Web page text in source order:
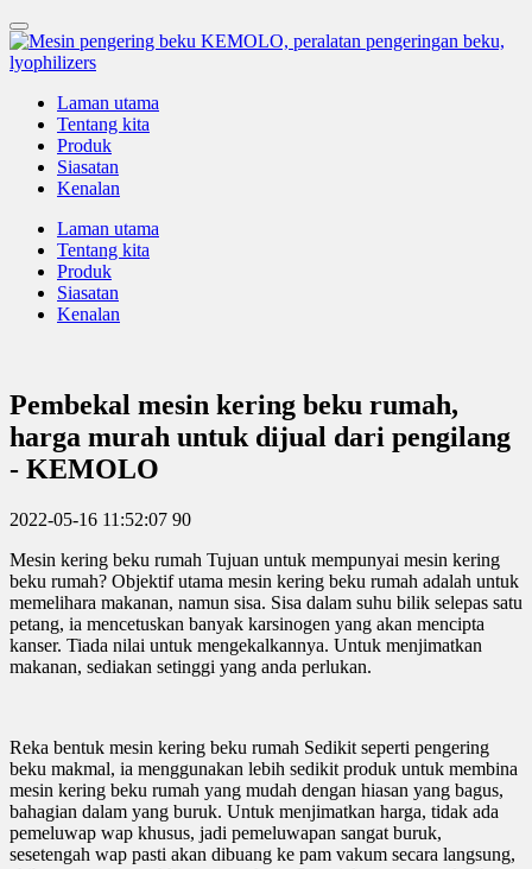
Laman utama
Tentang kita
Produk
Siasatan
Kenalan
Laman utama
Tentang kita
Produk
Siasatan
Kenalan
Pembekal mesin kering beku rumah,
harga murah untuk dijual dari pengilang
- KEMOLO
2022-05-16 11:52:07 90
Mesin kering beku rumah Tujuan untuk mempunyai mesin kering
beku rumah? Objektif utama mesin kering beku rumah adalah untuk
memelihara makanan, namun sisa. Sisa dalam suhu bilik selepas satu
petang, ia mencetuskan banyak karsinogen yang akan mencipta
kanser. Tiada nilai untuk mengekalkannya. Untuk menjimatkan
makanan, sediakan setinggi yang anda perlukan.
Reka bentuk mesin kering beku rumah Sedikit seperti pengering
beku makmal, ia menggunakan lebih sedikit produk untuk membina
mesin kering beku rumah yang mudah dengan hiasan yang bagus,
bahagian dalam yang buruk. Untuk menjimatkan harga, tidak ada
pemeluwap wap khusus, jadi pemeluwapan sangat buruk,
sesetengah wap pasti akan dibuang ke pam vakum secara langsung,